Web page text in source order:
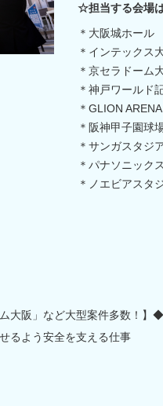
☆担当する会場
＊大阪城ホール
＊インテックス
＊京セラドーム
＊神戸ワールド
＊GLION
＊阪神甲子園球
＊サンガスタジ
＊パナソニック
＊ノエビアスタ
大阪」など大型案件多数！】
るよう安全を支える仕事